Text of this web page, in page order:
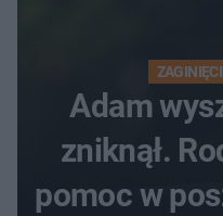
Adam
zniknął.
pomoc w